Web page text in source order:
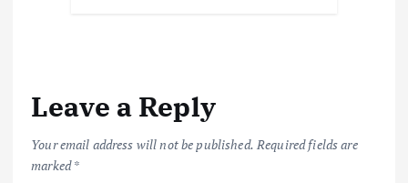
Leave a Reply
Your email address will not be published. Required fields are
marked*